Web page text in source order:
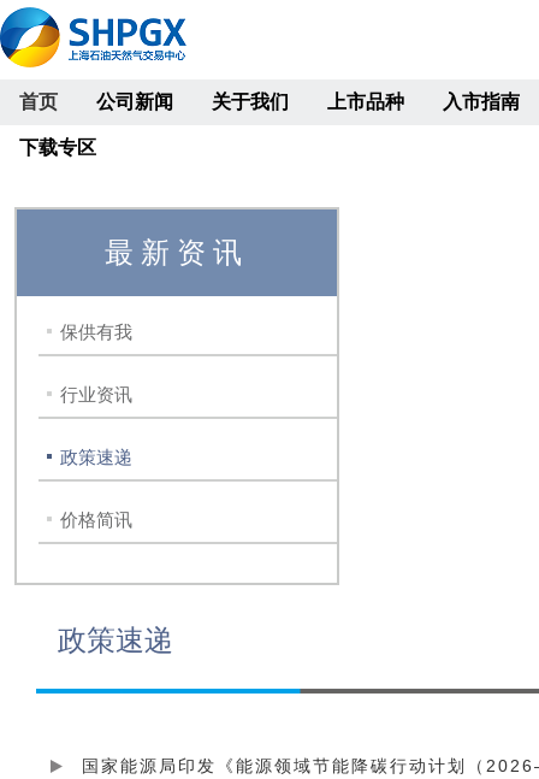
首页 公司新闻 关于我们 上市品种 入市指南
下载专区
最新资讯
保供有我
行业资讯
政策速递
价格简讯
政策速递
国家能源局印发《能源领域节能降碳行动计划（